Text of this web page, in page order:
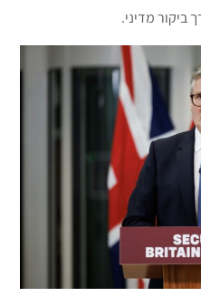
ביקור מדיני.